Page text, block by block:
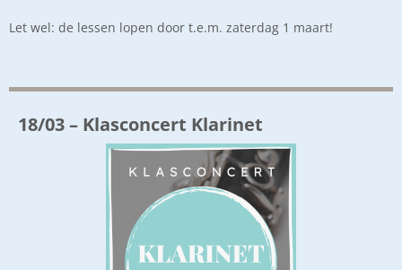
Let wel: de lessen lopen door t.e.m. zaterdag 1 maart!
18/03 – Klasconcert Klarinet